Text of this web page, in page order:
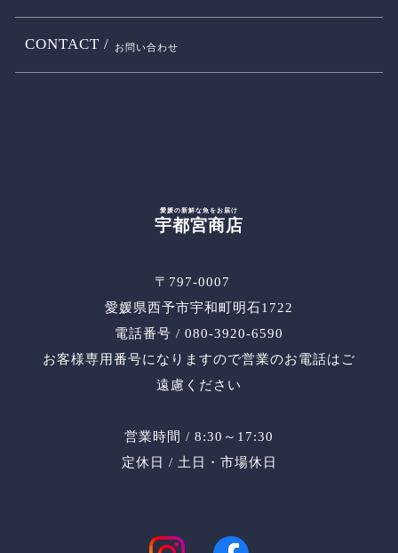
愛媛の新鮮な魚をお届け
宇都宮商店
〒797-0007
愛媛県西予市宇和町明石1722
電話番号 / 080-3920-6590
お客様専用番号になりますので営業のお電話はご
遠慮ください
営業時間 / 8:30～17:30
定休日 / 土日・市場休日
CONTACT / お問い合わせ